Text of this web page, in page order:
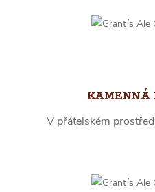
KAMENNÁ
V přátelském